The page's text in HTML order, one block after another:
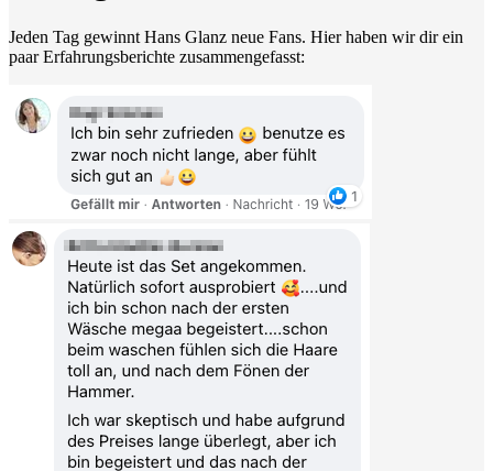
Jeden Tag gewinnt Hans Glanz neue Fans. Hier haben wir dir ein
paar Erfahrungsberichte zusammengefasst: